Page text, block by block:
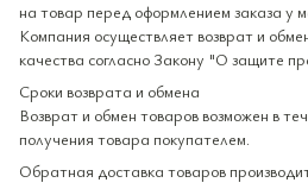
на товар перед оформлением заказа у
Компания осуществляет возврат и
качества согласно Закону "О защите
Сроки возврата и обмена
Возврат и обмен товаров возможен в
получения товара покупателем.
Обратная доставка товаров